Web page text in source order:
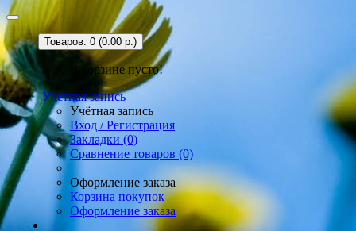
Товаров: 0 (0.00 р.)
В корзине пусто!
Учётная запись
Учётная запись
Вход / Регистрация
Закладки (0)
Сравнение товаров (0)
Оформление заказа
Корзина покупок
Оформление заказа